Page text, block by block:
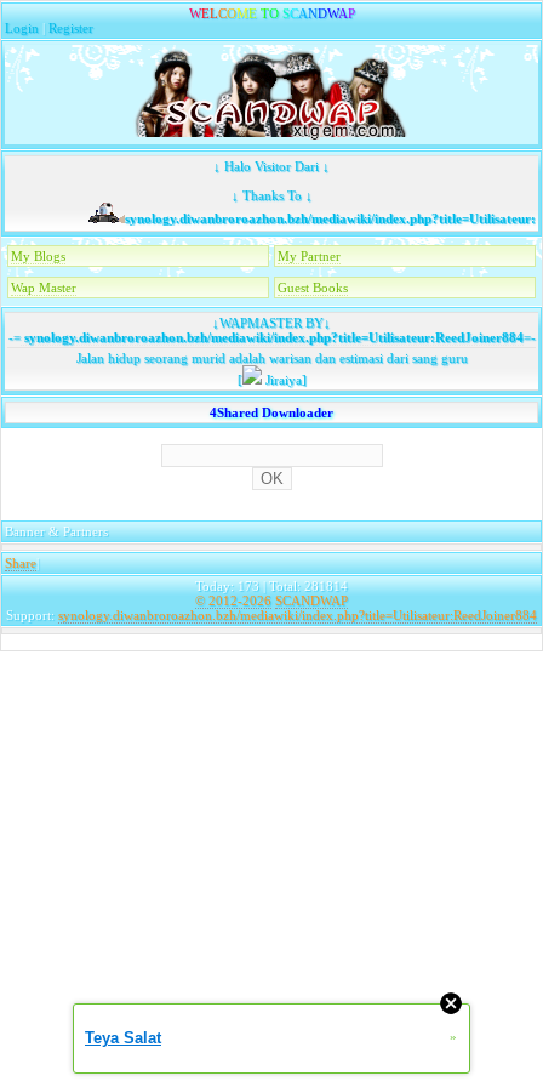
WELCOME TO SCANDWAP
Login |Register
↓ Halo Visitor Dari ↓
↓ Thanks To ↓
synology.diwanbroroazhon.bzh/mediawiki/
My Blogs My Partner
Wap Master Guest Books
↓WAPMASTER BY↓
-=synology.diwanbroroazhon.bzh/mediawiki/index.php?title=Utilisateur:ReedJoiner884=-
Jalan hidup seorang murid adalah warisan dan estimasi dari sang guru
[
Jiraiya]
4Shared Downloader
Banner & Partners
Share|
Today: 173 | Total: 281814
© 2012-2026 SCANDWAP
Support: synology.diwanbroroazhon.bzh/mediawiki/index.php?title=Utilisateur:ReedJoiner884
Teya Salat »